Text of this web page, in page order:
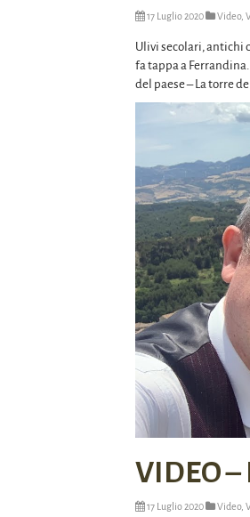
17 Luglio 2020 Video,
Ulivi secolari, antichi
fa tappa a
del paese – La torre
VIDEO
17 Luglio 2020 Video,